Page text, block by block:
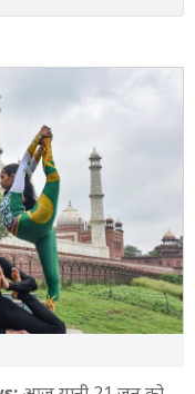
पास किया योग
में जवानों संग
भव्य आयोजन होगा